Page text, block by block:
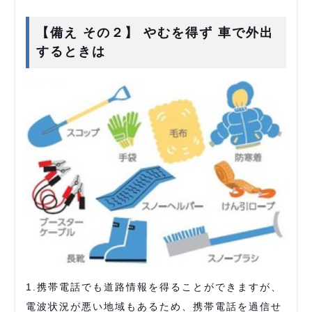
【備え その２】 やむを得ず 車で外出
するときは
1.携帯電話でも道路情報を得ることができますが、
電波状況が悪い地域もあるため、携帯電話を過信せ